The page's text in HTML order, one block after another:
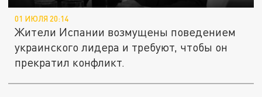
01 ИЮЛЯ 20:14
Жители Испании возмущены поведением
украинского лидера и требуют, чтобы он
прекратил конфликт.